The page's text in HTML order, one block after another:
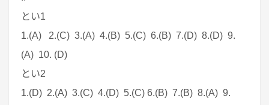
とい1
1.(A) 2.(C) 3.(A) 4.(B) 5.(C) 6.(B) 7.(D) 8.(D) 9.
(A) 10. (D)
とい2
1.(D) 2.(A) 3.(C) 4.(D) 5.(C) 6.(B) 7.(B) 8.(A) 9.